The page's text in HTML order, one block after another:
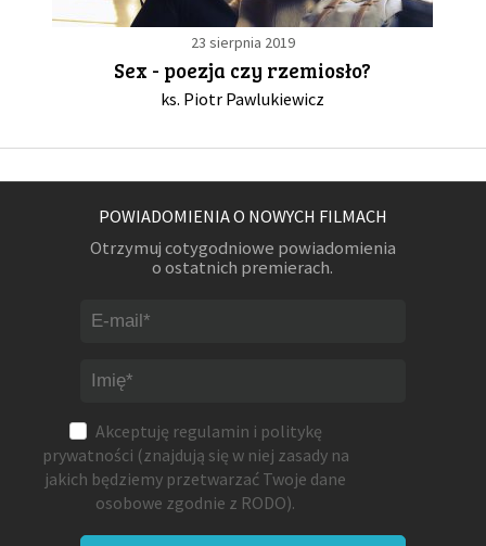
23 sierpnia 2019
Sex - poezja czy rzemiosło?
ks. Piotr Pawlukiewicz
POWIADOMIENIA O NOWYCH FILMACH
Otrzymuj cotygodniowe powiadomienia
o ostatnich premierach.
Akceptuję regulamin i politykę
prywatności (znajdują się w niej zasady na
jakich będziemy przetwarzać Twoje dane
osobowe zgodnie z RODO).